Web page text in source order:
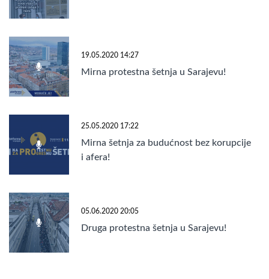
19.05.2020 14:27
Mirna protestna šetnja u Sarajevu!
25.05.2020 17:22
Mirna šetnja za budućnost bez korupcije
i afera!
05.06.2020 20:05
Druga protestna šetnja u Sarajevu!